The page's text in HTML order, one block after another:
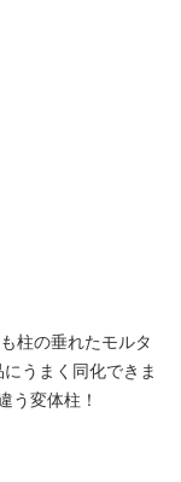
柱の垂れたモルタ
うまく同化できま
う変体柱！